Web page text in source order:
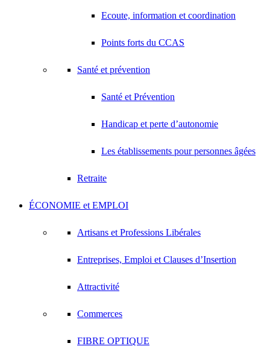
Ecoute, information et coordination
Points forts du CCAS
Santé et prévention
Santé et Prévention
Handicap et perte d’autonomie
Les établissements pour personnes âgées
Retraite
ÉCONOMIE et EMPLOI
Artisans et Professions Libérales
Entreprises, Emploi et Clauses d’Insertion
Attractivité
Commerces
FIBRE OPTIQUE